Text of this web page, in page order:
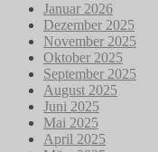
Januar 2026
Dezember 2025
November 2025
Oktober 2025
September 2025
August 2025
Juni 2025
Mai 2025
April 2025